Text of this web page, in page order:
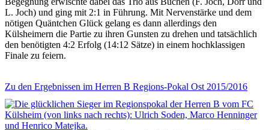
L. Joch) und ging mit 2:1 in Führung. Mit Nervenstärke und dem
nötigen Quäntchen Glück gelang es dann allerdings den
Külsheimern die Partie zu ihren Gunsten zu drehen und tatsächlich
den benötigten 4:2 Erfolg (14:12 Sätze) in einem hochklassigen
Finale zu feiern.
Zu den Ergebnissen im Herren B Regions-Pokal Ost 2015/2016